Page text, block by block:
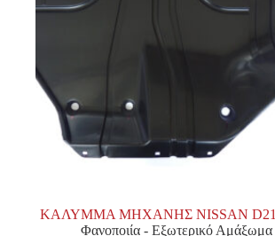
ΚΑΛΥΜΜΑ ΜΗΧΑΝΗΣ NISSAN D21
Φανοποιία - Εξωτερικό Αμάξωμα